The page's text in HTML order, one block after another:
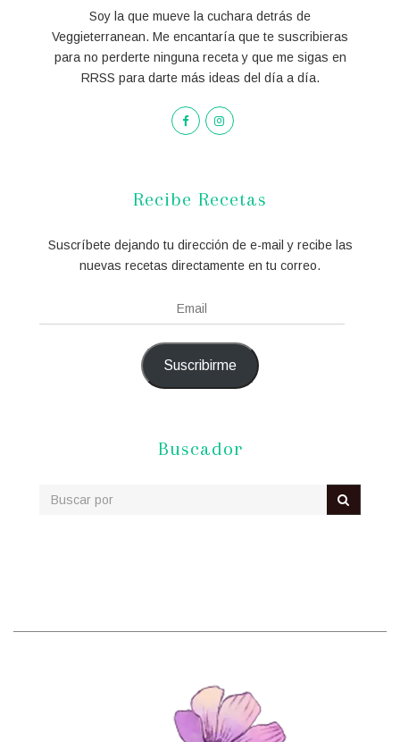
Soy la que mueve la cuchara detrás de
Veggieterranean. Me encantaría que te suscribieras
para no perderte ninguna receta y que me sigas en
RRSS para darte más ideas del día a día.
Recibe Recetas
Suscríbete dejando tu dirección de e-mail y recibe las
nuevas recetas directamente en tu correo.
Email
Suscribirme
Buscador